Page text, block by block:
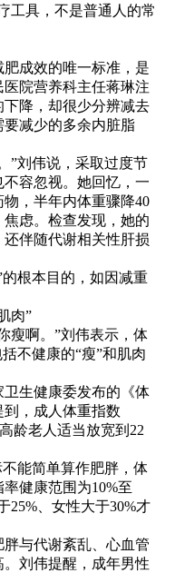
工具，不是普通人的常
成效的唯一标准，是
院营养科主任蒋琳注
降，却很少分辨减去
减少的多余内脏脂
刘伟说，采取过度节
容忽视。她回忆，一
，半年内体重骤降40
虑。检查发现，她的
伴随代谢相关性肝损
根本目的，如因减重
肉”
啊。”刘伟表示，体
不健康的“瘦”和肌肉
生健康委发布的《体
到，成人体重指数
龄老人适当放宽到22
能简单算作肥胖，体
健康范围为10%至
25%、女性大于30%才
与代谢紊乱、心血管
刘伟提醒，成年男性